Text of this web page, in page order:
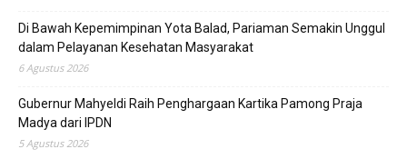
Di Bawah Kepemimpinan Yota Balad, Pariaman Semakin Unggul
dalam Pelayanan Kesehatan Masyarakat
6 Agustus 2026
Gubernur Mahyeldi Raih Penghargaan Kartika Pamong Praja
Madya dari IPDN
5 Agustus 2026